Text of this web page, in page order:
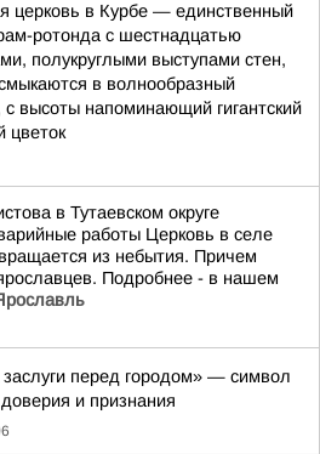
церковь в Курбе — единственный
ротонда с шестнадцатью
полукруглыми выступами стен,
в волнообразный
с высоты напоминающий гигантский
цветок
в Тутаевском округе
работы Церковь в селе
из небытия. Причем
Подробнее - в нашем
заслуги перед городом» — символ
и признания